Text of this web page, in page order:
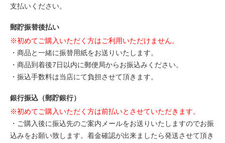
支払いください。
郵貯振替後払い
※初めてご購入いただく方はご利用いただけません。
・商品と一緒に振替用紙をお送りいたします。
・商品到着後7日以内に郵便局からお振込みください。
・振込手数料は当店にて負担させて頂きます。
銀行振込（郵貯銀行）
※初めてご購入いただく方は前払いとさせていただきます。
・ご購入後に振込先のご案内メールをお送りいたしますのでお振
込みをお願い致します。着金確認が出来ましたら発送させて頂き